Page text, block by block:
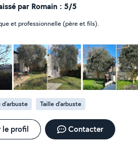
plouse creation etc. N'hesitez pas a
telephone
par Romain : 5/5
et professionnelle (père et fils).
d'arbuste Taille d'arbuste
le profil Contacter